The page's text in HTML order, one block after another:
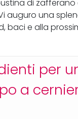
di zafferano
auguro una
baci e alla
per
a